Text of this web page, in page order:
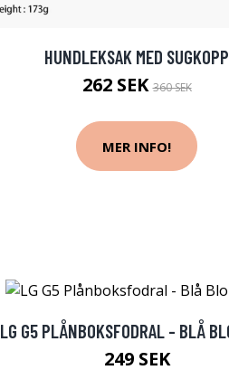
HUNDLEKSAK MED SUGKOPP
262 SEK360 SEK
MER INFO!
LG G5 PLÅNBOKSFODRAL - BLÅ
249 SEK